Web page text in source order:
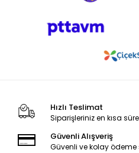
Hızlı Teslimat
Siparişleriniz en kısa
Güvenli Alışveriş
Güvenli ve kolay ödeme